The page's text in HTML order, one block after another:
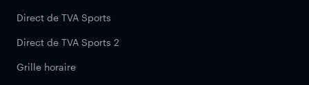
Direct de TVA Sports
Direct de TVA Sports 2
Grille horaire